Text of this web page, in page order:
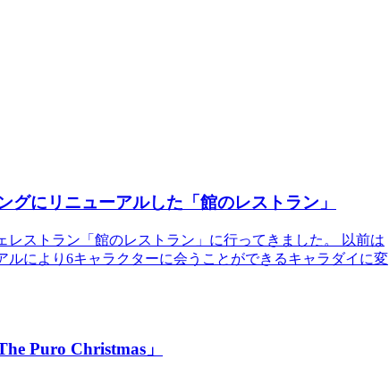
グにリニューアルした「館のレストラン」
レストラン「館のレストラン」に行ってきました。 以前は
により6キャラクターに会うことができるキャラダイに変
Puro Christmas」